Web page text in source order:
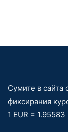
Сумите в сайта
фиксирания
1 EUR = 1.95583